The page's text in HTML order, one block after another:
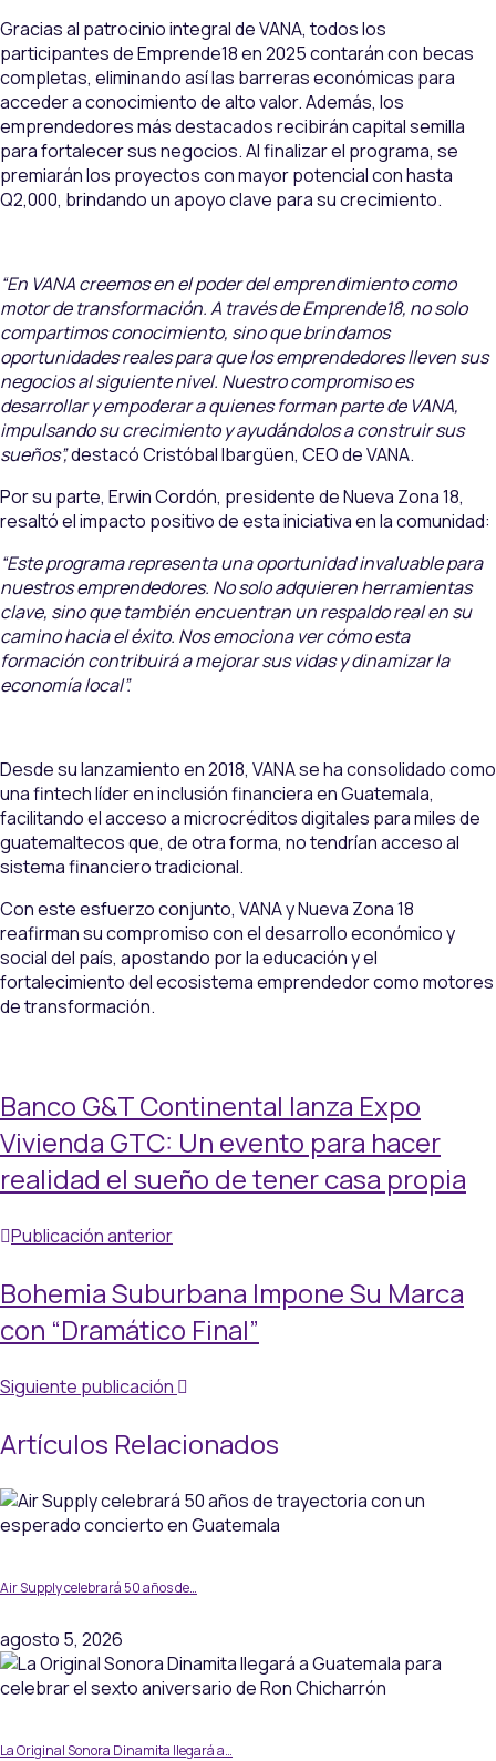
Gracias al patrocinio integral de VANA, todos los
participantes de Emprende18 en 2025 contarán con becas
completas, eliminando así las barreras económicas para
acceder a conocimiento de alto valor. Además, los
emprendedores más destacados recibirán capital semilla
para fortalecer sus negocios. Al finalizar el programa, se
premiarán los proyectos con mayor potencial con hasta
Q2,000, brindando un apoyo clave para su crecimiento.
“En VANA creemos en el poder del emprendimiento como
motor de transformación. A través de Emprende18, no solo
compartimos conocimiento, sino que brindamos
oportunidades reales para que los emprendedores lleven sus
negocios al siguiente nivel. Nuestro compromiso es
desarrollar y empoderar a quienes forman parte de VANA,
impulsando su crecimiento y ayudándolos a construir sus
sueños”,destacó Cristóbal Ibargüen, CEO de VANA.
Por su parte, Erwin Cordón, presidente de Nueva Zona 18,
resaltó el impacto positivo de esta iniciativa en la comunidad:
“Este programa representa una oportunidad invaluable para
nuestros emprendedores. No solo adquieren herramientas
clave, sino que también encuentran un respaldo real en su
camino hacia el éxito. Nos emociona ver cómo esta
formación contribuirá a mejorar sus vidas y dinamizar la
economía local”.
Desde su lanzamiento en 2018, VANA se ha consolidado como
una fintech líder en inclusión financiera en Guatemala,
facilitando el acceso a microcréditos digitales para miles de
guatemaltecos que, de otra forma, no tendrían acceso al
sistema financiero tradicional.
Con este esfuerzo conjunto, VANA y Nueva Zona 18
reafirman su compromiso con el desarrollo económico y
social del país, apostando por la educación y el
fortalecimiento del ecosistema emprendedor como motores
de transformación.
Banco G&T Continental lanza Expo
Vivienda GTC: Un evento para hacer
realidad el sueño de tener casa propia
Publicación anterior
Bohemia Suburbana Impone Su Marca
con “Dramático Final”
Siguiente publicación
Artículos Relacionados
Air Supply celebrará 50 años de…
agosto 5, 2026
La Original Sonora Dinamita llegará a…